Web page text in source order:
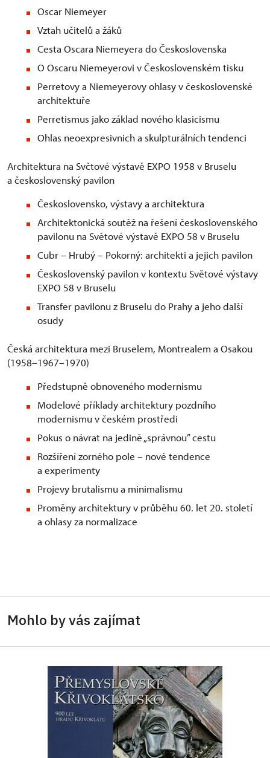
Oscar Niemeyer
Vztah učitelů a žáků
Cesta Oscara Niemeyera do Československa
O Oscaru Niemeyerovi v Československém tisku
Perretovy a Niemeyerovy ohlasy v československé
architektuře
Perretismus jako základ nového klasicismu
Ohlas neoexpresivnich a skulpturálních tendenci
Architektura na Svčtové výstavě EXPO 1958 v Bruselu
a československý pavilon
Československo, výstavy a architektura
Architektonická soutěž na řešení československého
pavilonu na Světové výstavě EXPO 58 v Bruselu
Cubr – Hrubý – Pokorný: architekti a jejich pavilon
Československý pavilon v kontextu Světové výstavy
EXPO 58 v Bruselu
Transfer pavilonu z Bruselu do Prahy a jeho další
osudy
Česká architektura mezi Bruselem, Montrealem a Osakou
(1958–1967–1970)
Předstupně obnoveného modernismu
Modelové příklady architektury pozdního
modernismu v českém prostředi
Pokus o návrat na jedině „správnou” cestu
Rozšíření zorného pole – nové tendence
a experimenty
Projevy brutalismu a minimalismu
Proměny architektury v průběhu 60. let 20. století
a ohlasy za normalizace
Mohlo by vás zajímat